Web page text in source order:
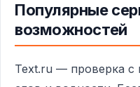
Популярные
возможностей
Text.ru — проверка с